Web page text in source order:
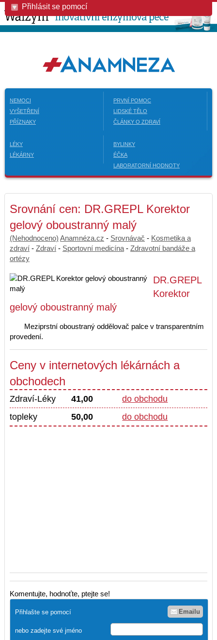
Přihlásit se pomocí
NEMOCI
VYŠETŘENÍ
PŘÍZNAKY
PRVNÍ POMOC
LIDSKÉ TĚLO
ČLÁNKY O ZDRAVÍ
LÉKY
LÉKÁRNY
BYLINKY
ÉČKA
LABORATORNÍ HODNOTY
Srovnání cen: DR.GREPL Korektor
gelový oboustranný malý
(Nehodnoceno) Anamnéza.cz - Srovnávač - Kosmetika a
zdraví - Zdraví - Sportovní medicína - Zdravotní bandáže a
ortézy
DR.GREPL
Korektor
gelový oboustranný malý
Meziprstní oboustraný oddělovač palce v transparentním
provedení.
Ceny v internetových lékárnách a
obchodech
Zdraví-Léky 41,00
do obchodu
topleky
50,00 do obchodu
Komentujte, hodnoťte, ptejte se!
Přihlašte se pomocí Emailu
nebo zadejte své jméno